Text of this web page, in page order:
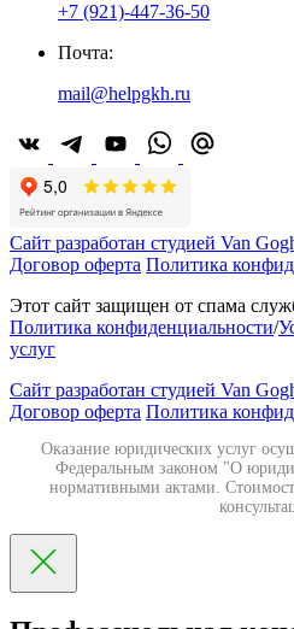
+7 (921)-447-36-50
Почта:
mail@helpgkh.ru
Сайт разработан студией Van
Договор оферта Политика
Этот сайт защищен от спама
Политика конфиденциальности/
услуг
Сайт разработан студией Van
Договор оферта Политика
Оказание юридических услуг
Федеральным законом "О
нормативными актами.